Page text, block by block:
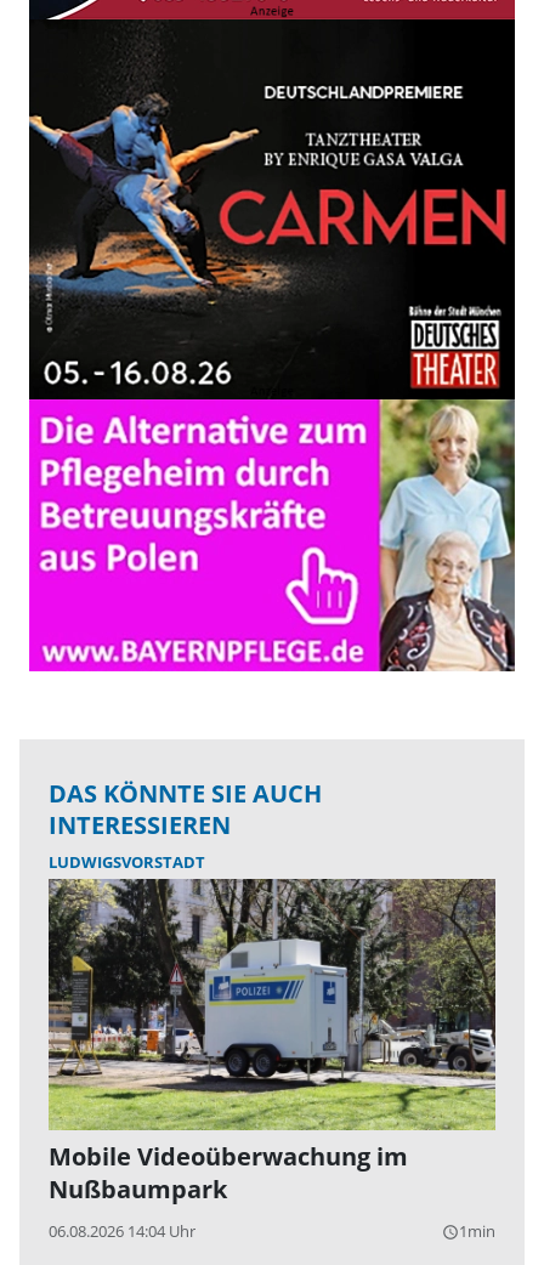
DAS KÖNNTE SIE AUCH
INTERESSIEREN
LUDWIGSVORSTADT
Mobile Videoüberwachung im
Nußbaumpark
06.08.2026 14:04 Uhr query_builder1min